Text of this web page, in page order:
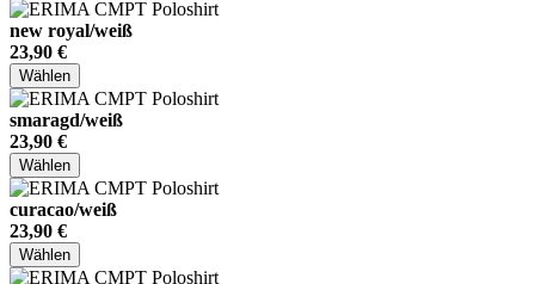
new royal/weiß
23,90 €
Wählen
smaragd/weiß
23,90 €
Wählen
curacao/weiß
23,90 €
Wählen